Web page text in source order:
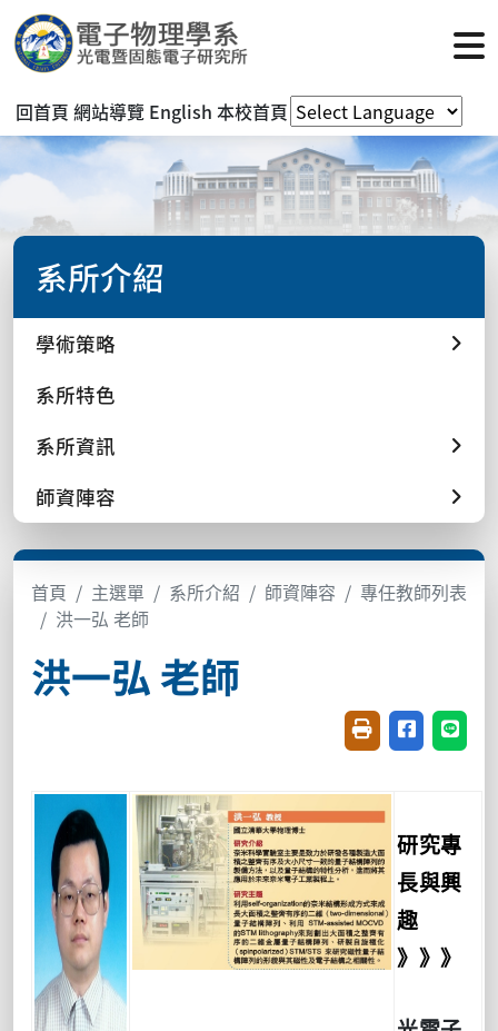
回首頁 網站導覽 English 本校首頁
系所介紹
學術策略
系所特色
系所資訊
師資陣容
首頁 主選單 系所介紹 師資陣容
專任教師列表
洪一弘 老師
洪一弘 老師
友善列印(開新視
分享至臉書
分享
研究專
長與興
趣
》》》